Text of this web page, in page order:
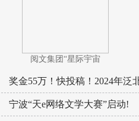
阅文集团“星际宇宙
奖金55万！快投稿！2024年泛
宁波“天e网络文学大赛”启动!